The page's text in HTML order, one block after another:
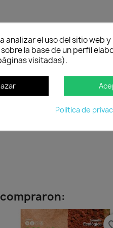
entrega
y Portugal.
Tienes
analizar el uso del sitio web
la base de un perfil
visitadas).
Política de